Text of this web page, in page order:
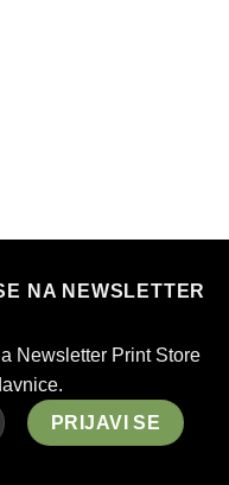
NA NEWSLETTER
Newsletter Print Store